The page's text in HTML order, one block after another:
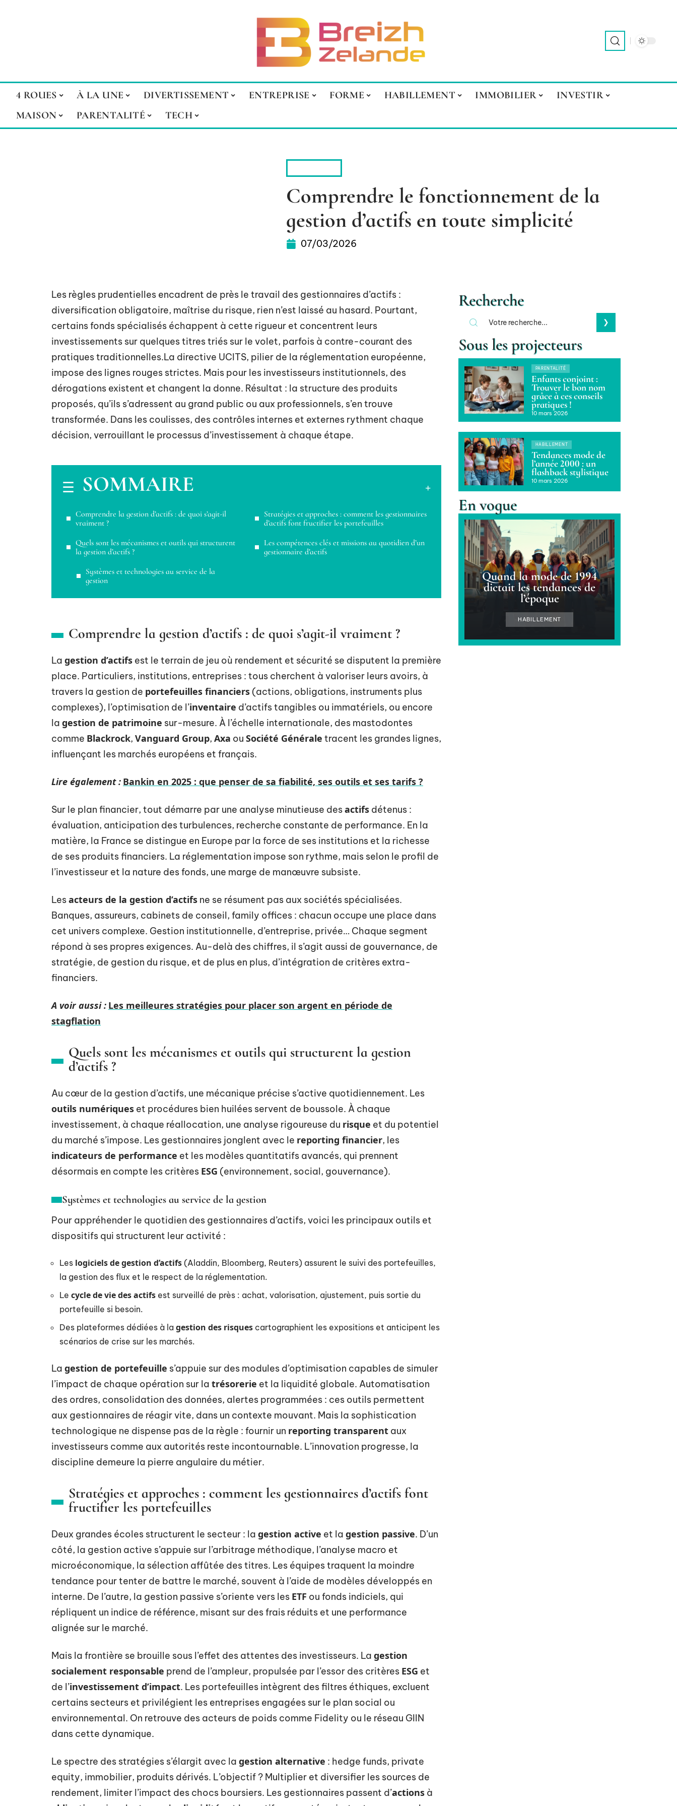
4 ROUES À LA UNE DIVERTISSEMENT ENTREPRISE FORME HABILLEMENT IMMOBILIER
INVESTIR
MAISON
PARENTALITÉ TECH
Comprendre le fonctionnement de la
gestion d’actifs en toute simplicité
07/03/2026
Les règles prudentielles encadrent de près le travail des gestionnaires d’actifs :
diversification obligatoire, maîtrise du risque, rien n’est laissé au hasard. Pourtant,
certains fonds spécialisés échappent à cette rigueur et concentrent leurs
investissements sur quelques titres triés sur le volet, parfois à contre-courant des
pratiques traditionnelles.La directive UCITS, pilier de la réglementation européenne,
impose des lignes rouges strictes. Mais pour les investisseurs institutionnels, des
dérogations existent et changent la donne. Résultat : la structure des produits
proposés, qu’ils s’adressent au grand public ou aux professionnels, s’en trouve
transformée. Dans les coulisses, des contrôles internes et externes rythment chaque
décision, verrouillant le processus d’investissement à chaque étape.
SOMMAIRE
Comprendre la gestion d’actifs : de quoi s’agit-il
vraiment ?
Quels sont les mécanismes et outils qui structurent
la gestion d’actifs ?
Systèmes et technologies au service de la
gestion
Stratégies et approches : comment les gestionnaires
d’actifs font fructifier les portefeuilles
Les compétences clés et missions au quotidien d’un
gestionnaire d’actifs
Comprendre la gestion d’actifs : de quoi s’agit-il vraiment ?
La gestion d’actifs est le terrain de jeu où rendement et sécurité se disputent la première
place. Particuliers, institutions, entreprises : tous cherchent à valoriser leurs avoirs, à
travers la gestion de portefeuilles financiers (actions, obligations, instruments plus
complexes), l’optimisation de l’inventaire d’actifs tangibles ou immatériels, ou encore
la gestion de patrimoine sur-mesure. À l’échelle internationale, des mastodontes
comme Blackrock, Vanguard Group, Axa ou Société Générale tracent les grandes lignes,
influençant les marchés européens et français.
Lire également : Bankin en 2025 : que penser de sa fiabilité, ses outils et ses tarifs ?
Sur le plan financier, tout démarre par une analyse minutieuse desactifs détenus :
évaluation, anticipation des turbulences, recherche constante de performance. En la
matière, la France se distingue en Europe par la force de ses institutions et la richesse
de ses produits financiers. La réglementation impose son rythme, mais selon le profil de
l’investisseur et la nature des fonds, une marge de manœuvre subsiste.
Lesacteurs de la gestion d’actifs ne se résument pas aux sociétés spécialisées.
Banques, assureurs, cabinets de conseil, family offices : chacun occupe une place dans
cet univers complexe. Gestion institutionnelle, d’entreprise, privée… Chaque segment
répond à ses propres exigences. Au-delà des chiffres, il s’agit aussi de gouvernance, de
stratégie, de gestion du risque, et de plus en plus, d’intégration de critères extra-
financiers.
A voir aussi : Les meilleures stratégies pour placer son argent en période de
stagflation
Quels sont les mécanismes et outils qui structurent la gestion
d’actifs ?
Au cœur de la gestion d’actifs, une mécanique précise s’active quotidiennement. Les
outils numériques et procédures bien huilées servent de boussole. À chaque
investissement, à chaque réallocation, une analyse rigoureuse du risque et du potentiel
du marché s’impose. Les gestionnaires jonglent avec le reporting financier, les
indicateurs de performance et les modèles quantitatifs avancés, qui prennent
désormais en compte les critères ESG (environnement, social, gouvernance).
Systèmes et technologies au service de la gestion
Pour appréhender le quotidien des gestionnaires d’actifs, voici les principaux outils et
dispositifs qui structurent leur activité :
Les logiciels de gestion d’actifs (Aladdin, Bloomberg, Reuters) assurent le suivi des portefeuilles,
la gestion des flux et le respect de la réglementation.
Le cycle de vie des actifs est surveillé de près : achat, valorisation, ajustement, puis sortie du
portefeuille si besoin.
Des plateformes dédiées à la gestion des risques cartographient les expositions et anticipent les
scénarios de crise sur les marchés.
La gestion de portefeuille s’appuie sur des modules d’optimisation capables de simuler
l’impact de chaque opération sur la trésorerie et la liquidité globale. Automatisation
des ordres, consolidation des données, alertes programmées : ces outils permettent
aux gestionnaires de réagir vite, dans un contexte mouvant. Mais la sophistication
technologique ne dispense pas de la règle : fournir un reporting transparent aux
investisseurs comme aux autorités reste incontournable. L’innovation progresse, la
discipline demeure la pierre angulaire du métier.
Stratégies et approches : comment les gestionnaires d’actifs font
fructifier les portefeuilles
Deux grandes écoles structurent le secteur : la gestion active et la gestion passive. D’un
côté, la gestion active s’appuie sur l’arbitrage méthodique, l’analyse macro et
microéconomique, la sélection affûtée des titres. Les équipes traquent la moindre
tendance pour tenter de battre le marché, souvent à l’aide de modèles développés en
interne. De l’autre, la gestion passive s’oriente vers les ETF ou fonds indiciels, qui
répliquent un indice de référence, misant sur des frais réduits et une performance
alignée sur le marché.
Mais la frontière se brouille sous l’effet des attentes des investisseurs. La gestion
socialement responsable prend de l’ampleur, propulsée par l’essor des critères ESG et
de l’investissement d’impact. Les portefeuilles intègrent des filtres éthiques, excluent
certains secteurs et privilégient les entreprises engagées sur le plan social ou
environnemental. On retrouve des acteurs de poids comme Fidelity ou le réseau GIIN
dans cette dynamique.
Le spectre des stratégies s’élargit avec la gestion alternative : hedge funds, private
equity, immobilier, produits dérivés. L’objectif ? Multiplier et diversifier les sources de
rendement, limiter l’impact des chocs boursiers. Les gestionnaires passent d’actions à
Recherche
Sous les projecteurs
PARENTALITÉ
Enfants conjoint :
Trouver le bon nom
grâce à ces conseils
pratiques !
10 mars 2026
HABILLEMENT
Tendances mode de
l’année 2000 : un
flashback stylistique
10 mars 2026
En vogue
Quand la mode de 1994
dictait les tendances de
l’époque
HABILLEMENT